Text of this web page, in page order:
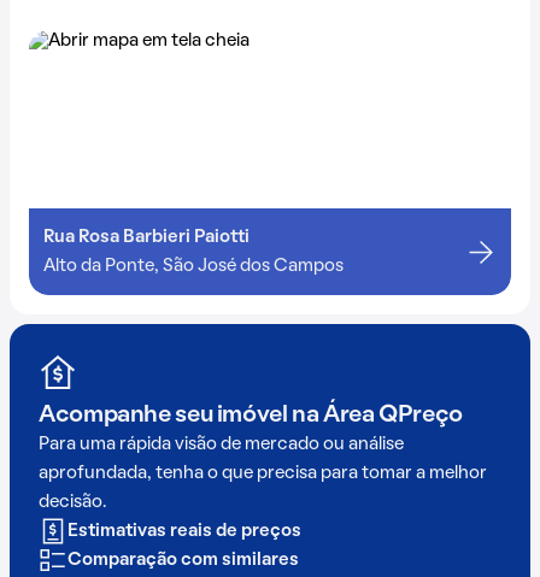
Rua Rosa Barbieri Paiotti
Alto da Ponte, São José dos Campos
Acompanhe seu imóvel na Área QPreço
Para uma rápida visão de mercado ou análise
aprofundada, tenha o que precisa para tomar a melhor
decisão.
Estimativas reais de preços
Comparação com similares